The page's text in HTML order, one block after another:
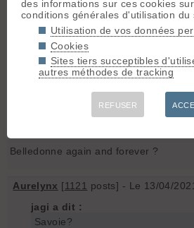
Aurelynx[1121posts] - Le 13/04/
Jura : non
jagi [153posts] - Le 13/04/2021
Belledonne again and forever ?
Aurelynx [1121 posts] - Le 13/04/
jagi a dit :
Savoie?
des informations sur ces cookies
conditions générales d'utilisation du
Utilisation de vos données
Cookies
Sites tiers succeptibles
autres méthodes de tracking
REFUSER